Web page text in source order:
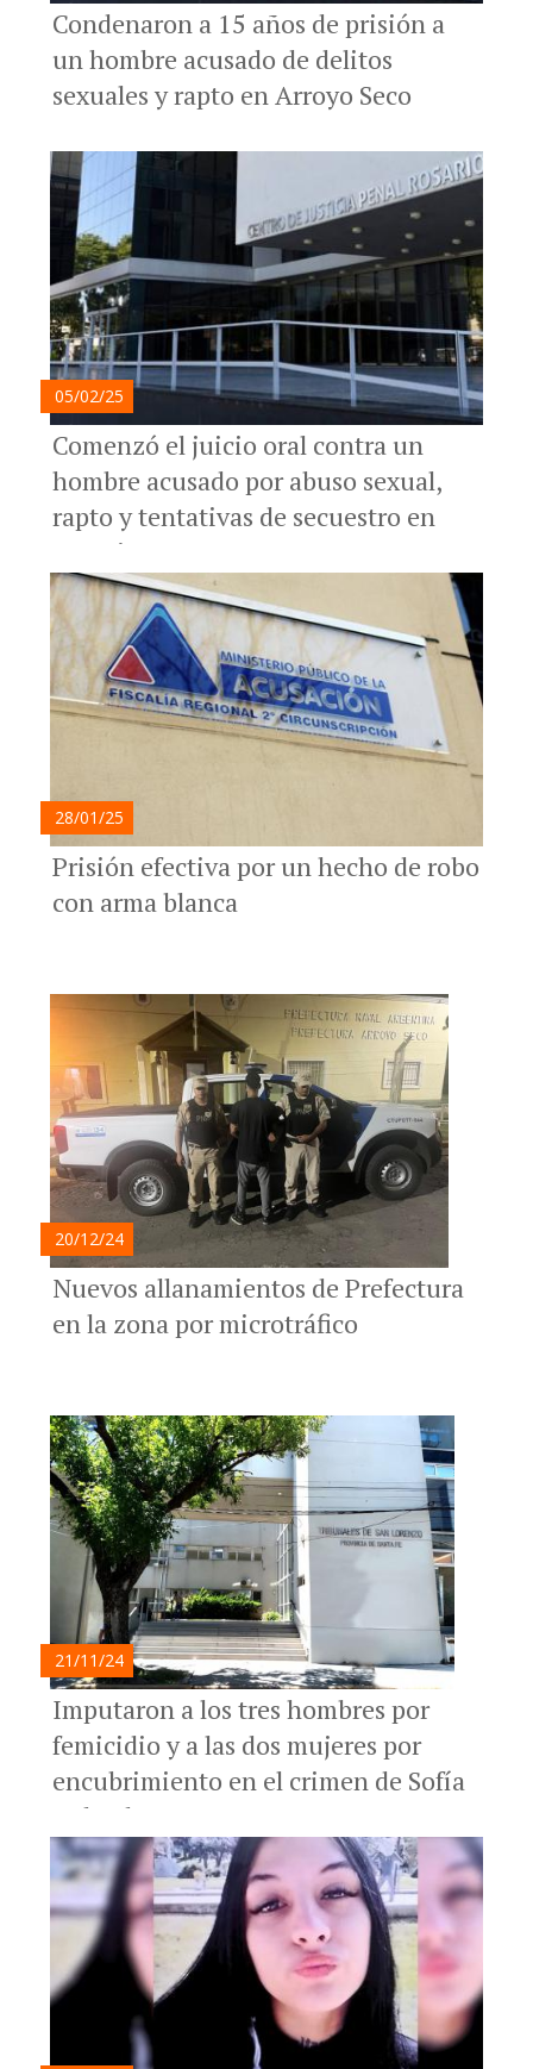
Condenaron a 15 años de prisión a
un hombre acusado de delitos
sexuales y rapto en Arroyo Seco
05/02/25
Comenzó el juicio oral contra un
hombre acusado por abuso sexual,
rapto y tentativas de secuestro en
Rosario y Arroyo Seco
28/01/25
Prisión efectiva por un hecho de robo
con arma blanca
20/12/24
Nuevos allanamientos de Prefectura
en la zona por microtráfico
21/11/24
Imputaron a los tres hombres por
femicidio y a las dos mujeres por
encubrimiento en el crimen de Sofía
Delgado